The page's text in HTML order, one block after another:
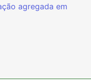
agregada em